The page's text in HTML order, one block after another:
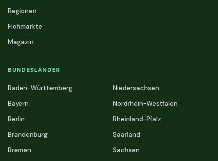
Regionen
Flohmärkte
Magazin
BUNDESLÄNDER
Baden-Württemberg
Bayern
Berlin
Brandenburg
Bremen
Niedersachsen
Nordrhein-Westfalen
Rheinland-Pfalz
Saarland
Sachsen